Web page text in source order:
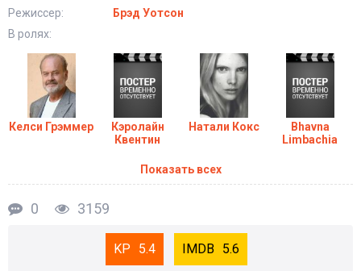
Режиссер:
Брэд Уотсон
В ролях:
Келси Грэммер
Кэролайн
Квентин
Натали Кокс
Bhavna
Limbachia
Показать всех
0 3159
5.4 5.6